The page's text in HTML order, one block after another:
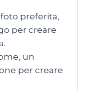
preferita,
per creare
un
per creare